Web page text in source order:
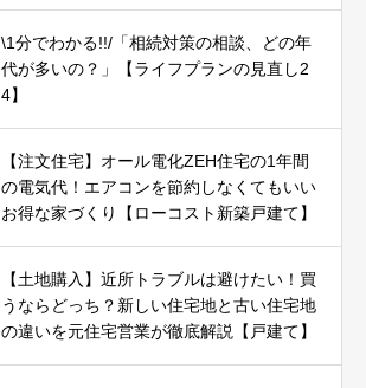
\1分でわかる!!/「相続対策の相談、どの年
代が多いの？」【ライフプランの見直し2
4】
【注文住宅】オール電化ZEH住宅の1年間
の電気代！エアコンを節約しなくてもいい
お得な家づくり【ローコスト新築戸建て】
【土地購入】近所トラブルは避けたい！買
うならどっち？新しい住宅地と古い住宅地
の違いを元住宅営業が徹底解説【戸建て】